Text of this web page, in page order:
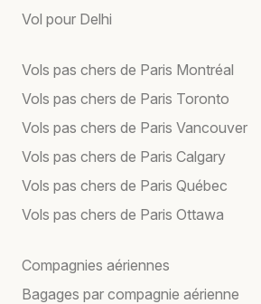
Vol pour Delhi
Vols pas chers de Paris Montréal
Vols pas chers de Paris Toronto
Vols pas chers de Paris Vancouver
Vols pas chers de Paris Calgary
Vols pas chers de Paris Québec
Vols pas chers de Paris Ottawa
Compagnies aériennes
Bagages par compagnie aérienne